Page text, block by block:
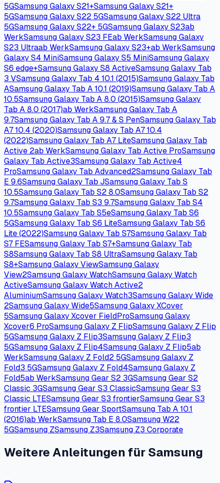
5GSamsung Galaxy S21+Samsung Galaxy S21+
5GSamsung Galaxy S22 5GSamsung Galaxy S22 Ultra
5GSamsung Galaxy S22+ 5GSamsung Galaxy S23ab
WerkSamsung Galaxy S23 FEab WerkSamsung Galaxy
S23 Ultraab WerkSamsung Galaxy S23+ab WerkSamsung
Galaxy S4 MiniSamsung Galaxy S5 MiniSamsung Galaxy
S6 edge+Samsung Galaxy S8 ActiveSamsung Galaxy Tab
3 VSamsung Galaxy Tab 4 10.1 (2015)Samsung Galaxy Tab
ASamsung Galaxy Tab A 10.1 (2019)Samsung Galaxy Tab A
10.5Samsung Galaxy Tab A 8.0 (2015)Samsung Galaxy
Tab A 8.0 (2017)ab WerkSamsung Galaxy Tab A
9.7Samsung Galaxy Tab A 9.7 & S PenSamsung Galaxy Tab
A7 10.4 (2020)Samsung Galaxy Tab A7 10.4
(2022)Samsung Galaxy Tab A7 LiteSamsung Galaxy Tab
Active 2ab WerkSamsung Galaxy Tab Active ProSamsung
Galaxy Tab Active3Samsung Galaxy Tab Active4
ProSamsung Galaxy Tab Advanced2Samsung Galaxy Tab
E 9.6Samsung Galaxy Tab JSamsung Galaxy Tab S
10.5Samsung Galaxy Tab S2 8.0Samsung Galaxy Tab S2
9.7Samsung Galaxy Tab S3 9.7Samsung Galaxy Tab S4
10.5Samsung Galaxy Tab S5eSamsung Galaxy Tab S6
5GSamsung Galaxy Tab S6 LiteSamsung Galaxy Tab S6
Lite (2022)Samsung Galaxy Tab S7Samsung Galaxy Tab
S7 FESamsung Galaxy Tab S7+Samsung Galaxy Tab
S8Samsung Galaxy Tab S8 UltraSamsung Galaxy Tab
S8+Samsung Galaxy ViewSamsung Galaxy
View2Samsung Galaxy WatchSamsung Galaxy Watch
ActiveSamsung Galaxy Watch Active2
AluminiumSamsung Galaxy Watch3Samsung Galaxy Wide
2Samsung Galaxy Wide5Samsung Galaxy XCover
5Samsung Galaxy Xcover FieldProSamsung Galaxy
Xcover6 ProSamsung Galaxy Z FlipSamsung Galaxy Z Flip
5GSamsung Galaxy Z Flip3Samsung Galaxy Z Flip3
5GSamsung Galaxy Z Flip4Samsung Galaxy Z Flip5ab
WerkSamsung Galaxy Z Fold2 5GSamsung Galaxy Z
Fold3 5GSamsung Galaxy Z Fold4Samsung Galaxy Z
Fold5ab WerkSamsung Gear S2 3GSamsung Gear S2
Classic 3GSamsung Gear S3 ClassicSamsung Gear S3
Classic LTESamsung Gear S3 frontierSamsung Gear S3
frontier LTESamsung Gear SportSamsung Tab A 10.1
(2016)ab WerkSamsung Tab E 8.0Samsung W22
5GSamsung ZSamsung Z3Samsung Z3 Corporate
Weitere Anleitungen für Samsung